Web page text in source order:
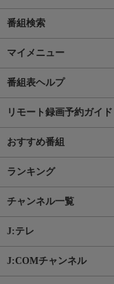
番組検索
マイメニュー
番組表ヘルプ
リモート録画予約ガイド
おすすめ番組
ランキング
チャンネル一覧
J:テレ
J:COMチャンネル